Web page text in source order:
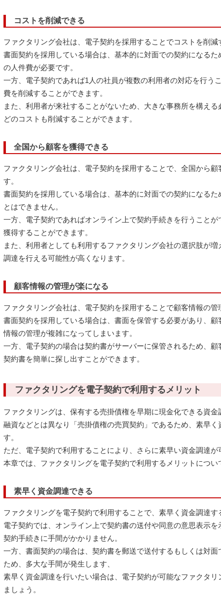
コストを削減できる
ファクタリング会社は、電子契約を採用することでコストを削
書面契約を採用している場合は、基本的に対面での契約になる
の人件費が必要です。
一方、電子契約であれば1人の社員が複数の利用者の対応を行う
費を削減することができます。
また、利用者が来社することがないため、大きな事務所を構え
どのコストも削減することができます。
全国から顧客を獲得できる
ファクタリング会社は、電子契約を採用することで、全国から
す。
書面契約を採用している場合は、基本的に対面での契約になる
とはできません。
一方、電子契約であればオンライン上で契約手続きを行うこと
獲得することができます。
また、利用者としても利用するファクタリング会社の選択肢が
調達を行える可能性が高くなります。
顧客情報の管理が楽になる
ファクタリング会社は、電子契約を採用することで顧客情報の管
書面契約を採用している場合は、書面を保管する必要があり、
情報の管理が複雑になってしまいます。
一方、電子契約の場合は契約書がサーバーに保管されるため、
契約書を簡単に探し出すことができます。
ファクタリングを電子契約で利用するメリット
ファクタリングは、保有する売掛債権を早期に現金化できる資金
融資などとは異なり「売掛債権の売買契約」であるため、素早
す。
ただ、電子契約で利用することにより、さらに素早い資金調達が
本章では、ファクタリングを電子契約で利用するメリットについ
素早く資金調達できる
ファクタリングを電子契約で利用することで、素早く資金調達す
電子契約では、オンライン上で契約書の送付や同意の意思表示
契約手続きに手間がかかりません。
一方、書面契約の場合は、契約書を郵送で送付するもしくは対
ため、多大な手間が発生します、
素早く資金調達を行いたい場合は、電子契約が可能なファクタ
ましょう。